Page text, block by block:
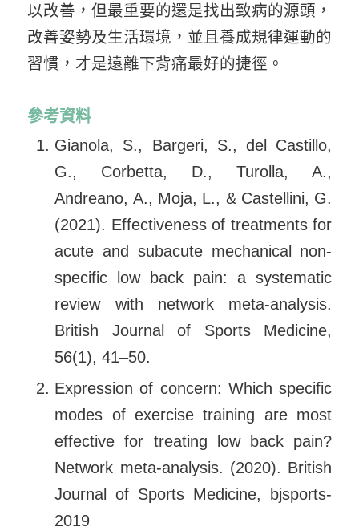
以改善，但最重要的還是找出致病的源頭，
改善姿勢及生活環境，並且養成規律運動的
習慣，才是遠離下背痛最好的捷徑。
參考資料
Gianola, S., Bargeri, S., del Castillo,
G., Corbetta, D., Turolla, A.,
Andreano, A., Moja, L., & Castellini, G.
(2021). Effectiveness of treatments for
acute and subacute mechanical non-
specific low back pain: a systematic
review with network meta-analysis.
British Journal of Sports Medicine,
56(1), 41–50.
Expression of concern: Which specific
modes of exercise training are most
effective for treating low back pain?
Network meta-analysis. (2020). British
Journal of Sports Medicine, bjsports-
2019